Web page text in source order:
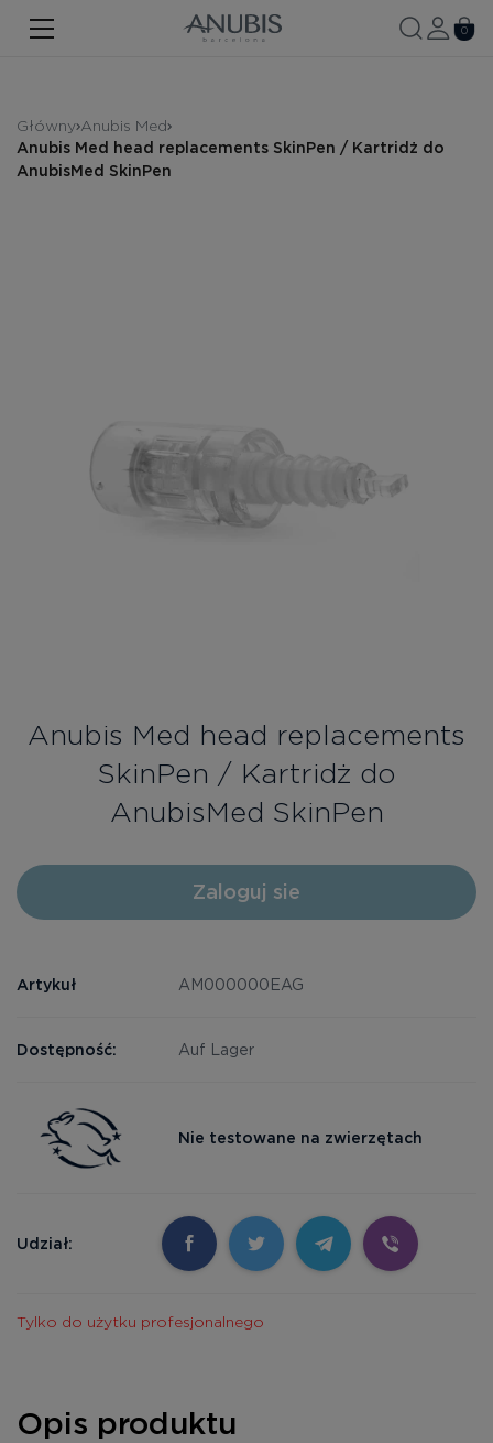
TWARZ
WŁOSY
SPA
0
Główny Anubis Med
Anubis Med head replacements SkinPen / Kartridż do
AnubisMed SkinPen
Anubis Med head replacements
SkinPen / Kartridż do
AnubisMed SkinPen
Zaloguj sie
Artykuł AM000000EAG
Dostępność: Auf Lager
Nie testowane na zwierzętach
Udział:
Tylko do użytku profesjonalnego
Opis produktu